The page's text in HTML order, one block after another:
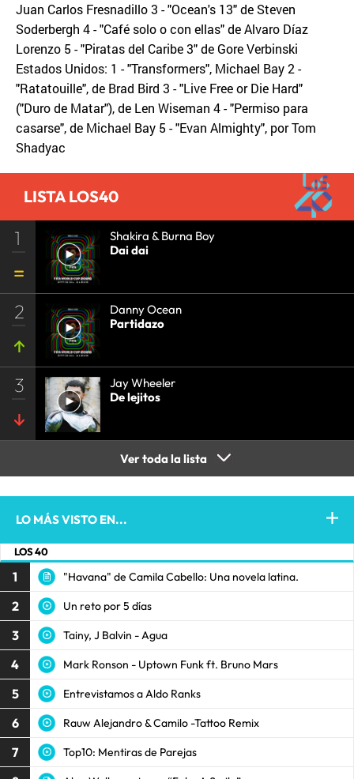
Juan Carlos Fresnadillo 3 - "Ocean's 13" de Steven
Soderbergh 4 - "Café solo o con ellas" de Alvaro Díaz
Lorenzo 5 - "Piratas del Caribe 3" de Gore Verbinski
Estados Unidos: 1 - "Transformers", Michael Bay 2 -
"Ratatouille", de Brad Bird 3 - "Live Free or Die Hard"
("Duro de Matar"), de Len Wiseman 4 - "Permiso para
casarse", de Michael Bay 5 - "Evan Almighty", por Tom
Shadyac
LISTA LOS40
1
Shakira & Burna Boy
Dai dai
2
Danny Ocean
Partidazo
3
Jay Wheeler
De lejitos
Ver toda la lista
LO MÁS VISTO EN...
LOS 40
1 "Havana" de Camila Cabello: Una novela latina.
2 Un reto por 5 días
3 Tainy, J Balvin - Agua
4 Mark Ronson - Uptown Funk ft. Bruno Mars
5 Entrevistamos a Aldo Ranks
6 Rauw Alejandro & Camilo -Tattoo Remix
7 Top10: Mentiras de Parejas